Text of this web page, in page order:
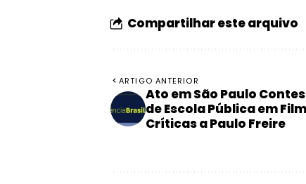
Compartilhar este arquivo
ARTIGO ANTERIOR
Ato em São Paulo
de Escola Pública em
Críticas a Paulo Freire